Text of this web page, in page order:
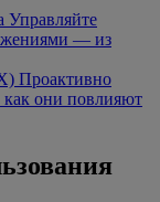
Управляйте
— из
Проактивно
они повлияют